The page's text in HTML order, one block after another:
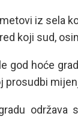
iz sela
koji sud,
god hoće